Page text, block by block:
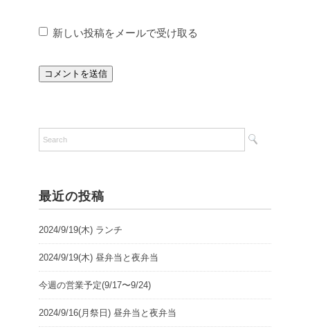
新しい投稿をメールで受け取る
最近の投稿
2024/9/19(木) ランチ
2024/9/19(木) 昼弁当と夜弁当
今週の営業予定(9/17〜9/24)
2024/9/16(月祭日) 昼弁当と夜弁当